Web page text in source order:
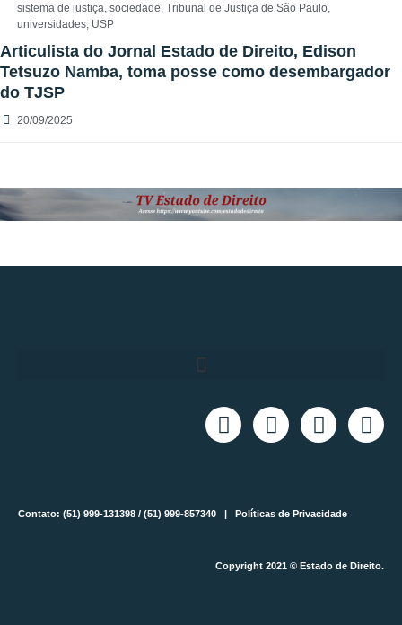
sistema de justiça, sociedade, Tribunal de Justiça de São Paulo,
universidades, USP
Articulista do Jornal Estado de Direito, Edison
Tetsuzo Namba, toma posse como desembargador
do TJSP
20/09/2025
Contato: (51) 999-131398 / (51) 999-857340 | Políticas de Privacidade
Copyright 2021 © Estado de Direito.